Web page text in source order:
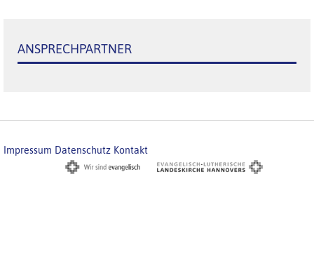
ANSPRECHPARTNER
Impressum Datenschutz Kontakt